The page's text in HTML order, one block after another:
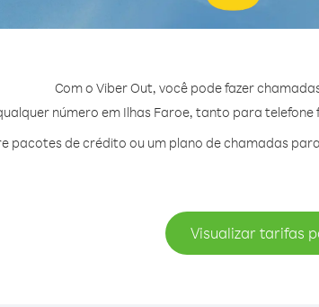
Com o Viber Out, você pode fazer
número em Ilhas Faroe, tanto para
pacotes de crédito ou um plano de chamadas
Visualizar tarifas